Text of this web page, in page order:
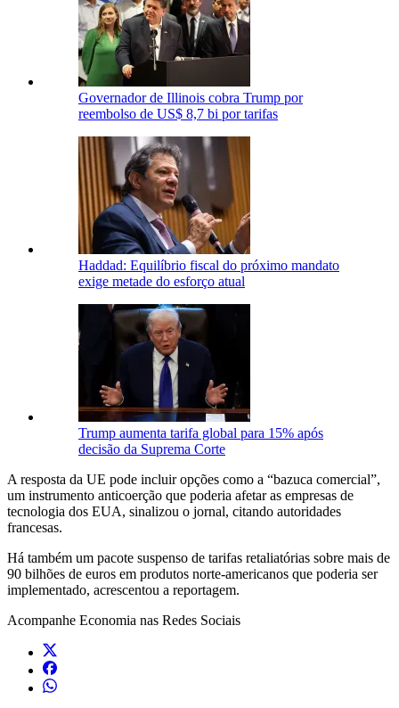
Governador de Illinois cobra Trump por
reembolso de US$ 8,7 bi por tarifas
Haddad: Equilíbrio fiscal do próximo mandato
exige metade do esforço atual
Trump aumenta tarifa global para 15% após
decisão da Suprema Corte
A resposta da UE pode incluir opções como a “bazuca comercial”,
um instrumento anticoerção que poderia afetar as empresas de
tecnologia dos EUA, sinalizou o jornal, citando autoridades
francesas.
Há também um pacote suspenso de tarifas retaliatórias sobre mais de
90 bilhões de euros em produtos norte-americanos que poderia ser
implementado, acrescentou a reportagem.
Acompanhe Economia nas Redes Sociais